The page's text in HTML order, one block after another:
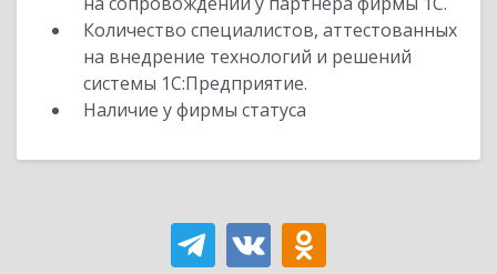
Количество специалистов, аттестованных
на внедрение технологий и решений
системы 1С:Предприятие.
Наличие у фирмы статуса